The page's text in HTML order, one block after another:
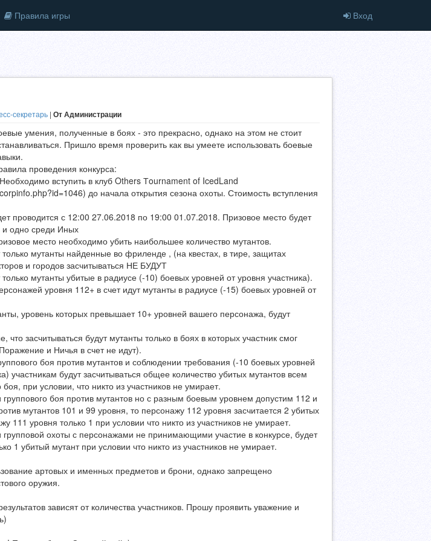
Правила игры Вход
секретарь | От Администрации
умения, полученные в боях - это прекрасно, однако на этом не стоит
Пришло время проверить как вы умеете использовать боевые
проведения конкурса:
вступить в клуб Others Тournament of IcedLand
до начала открытия сезона охоты. Стоимость вступления
проводится с 12:00 27.06.2018 по 19:00 01.07.2018. Призовое место будет
одно среди Иных
место необходимо убить наибольшее количество мутантов.
только мутанты найденные во фриленде , (на квестах, в тире, защитах
и городов засчитываться НЕ БУДУТ
только мутанты убитые в радиусе (-10) боевых уровней от уровня участника).
уровня 112+ в счет идут мутанты в радиусе (-15) боевых уровней от
уровень которых превышает 10+ уровней вашего персонажа, будут
что засчитываться будут мутанты только в боях в которых участник смог
и Ничья в счет не идут).
боя против мутантов и соблюдении требования (-10 боевых уровней
участникам будут засчитываться общее количество убитых мутантов всем
при условии, что никто из участников не умирает.
боя против мутантов но с разным боевым уровнем допустим 112 и
мутантов 101 и 99 уровня, то персонажу 112 уровня засчитается 2 убитых
111 уровня только 1 при условии что никто из участников не умирает.
охоты с персонажами не принимающими участие в конкурсе, будет
1 убитый мутант при условии что никто из участников не умирает.
артовых и именных предметов и брони, однако запрещено
оружия.
зависят от количества участников. Прошу проявить уважение и